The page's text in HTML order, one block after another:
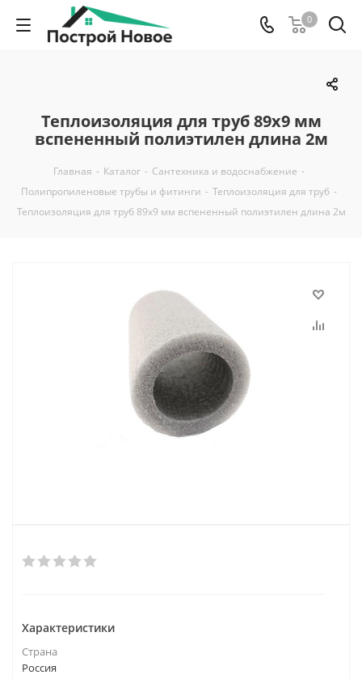
0
Теплоизоляция для труб 89х9 мм
вспененный полиэтилен длина 2м
Главная - Каталог - Сантехника и водоснабжение -
Полипропиленовые трубы и фитинги - Теплоизоляция для труб -
Теплоизоляция для труб 89х9 мм вспененный полиэтилен длина 2м
Характеристики
Страна
Россия